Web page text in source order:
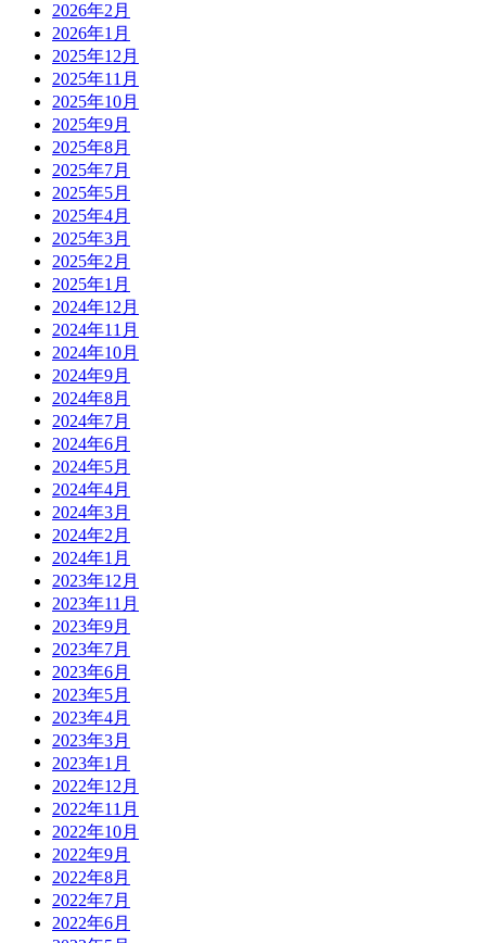
2026年2月
2026年1月
2025年12月
2025年11月
2025年10月
2025年9月
2025年8月
2025年7月
2025年5月
2025年4月
2025年3月
2025年2月
2025年1月
2024年12月
2024年11月
2024年10月
2024年9月
2024年8月
2024年7月
2024年6月
2024年5月
2024年4月
2024年3月
2024年2月
2024年1月
2023年12月
2023年11月
2023年9月
2023年7月
2023年6月
2023年5月
2023年4月
2023年3月
2023年1月
2022年12月
2022年11月
2022年10月
2022年9月
2022年8月
2022年7月
2022年6月